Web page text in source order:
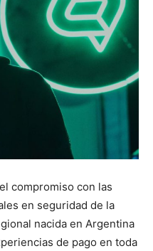
compromiso con las
en seguridad de la
nacida en Argentina
de pago en toda